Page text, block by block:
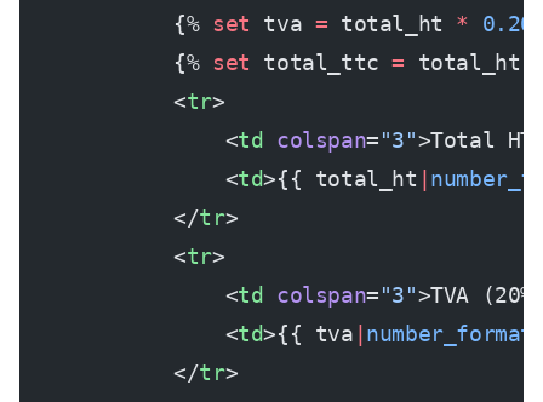
            {%
set tva = total_ht * 0.20
            {%
set total_ttc = total_ht
            <
tr>
                <
td colspan="3">Total
                <
td>{{ total_ht
            </
tr>
            <
tr>
                <
td colspan="3">TVA
                <
td>{{ tva number_format
            </
tr>